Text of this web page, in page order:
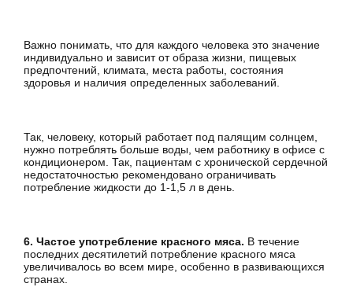
Важно понимать, что для каждого человека это значение
индивидуально и зависит от образа жизни, пищевых
предпочтений, климата, места работы, состояния
здоровья и наличия определенных заболеваний.
Так, человеку, который работает под палящим солнцем,
нужно потреблять больше воды, чем работнику в офисе с
кондиционером. Так, пациентам с хронической сердечной
недостаточностью рекомендовано ограничивать
потребление жидкости до 1-1,5 л в день.
6. Частое употребление красного мяса. В течение
последних десятилетий потребление красного мяса
увеличивалось во всем мире, особенно в развивающихся
странах.